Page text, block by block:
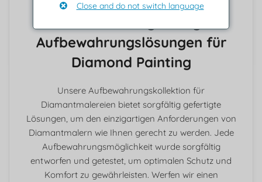
Aufbewahrungslösungen für
Diamond Painting
Unsere Aufbewahrungskollektion für
Diamantmalereien bietet sorgfältig gefertigte
Lösungen, um den einzigartigen Anforderungen von
Diamantmalern wie Ihnen gerecht zu werden. Jede
Aufbewahrungsmöglichkeit wurde sorgfältig
entworfen und getestet, um optimalen Schutz und
Komfort zu gewährleisten. Werfen wir einen
Close and do not switch language